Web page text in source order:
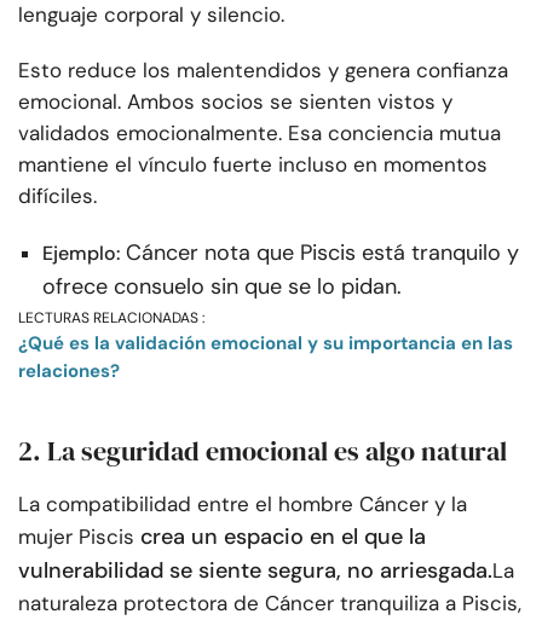
lenguaje corporal y silencio.
Esto reduce los malentendidos y genera confianza
emocional. Ambos socios se sienten vistos y
validados emocionalmente. Esa conciencia mutua
mantiene el vínculo fuerte incluso en momentos
difíciles.
Ejemplo: Cáncer nota que Piscis está tranquilo y
ofrece consuelo sin que se lo pidan.
LECTURAS RELACIONADAS :
¿Qué es la validación emocional y su importancia en las
relaciones?
2. La seguridad emocional es algo natural
La compatibilidad entre el hombre Cáncer y la
mujer Piscis crea un espacio en el que la
vulnerabilidad se siente segura, no arriesgada.La
naturaleza protectora de Cáncer tranquiliza a Piscis,